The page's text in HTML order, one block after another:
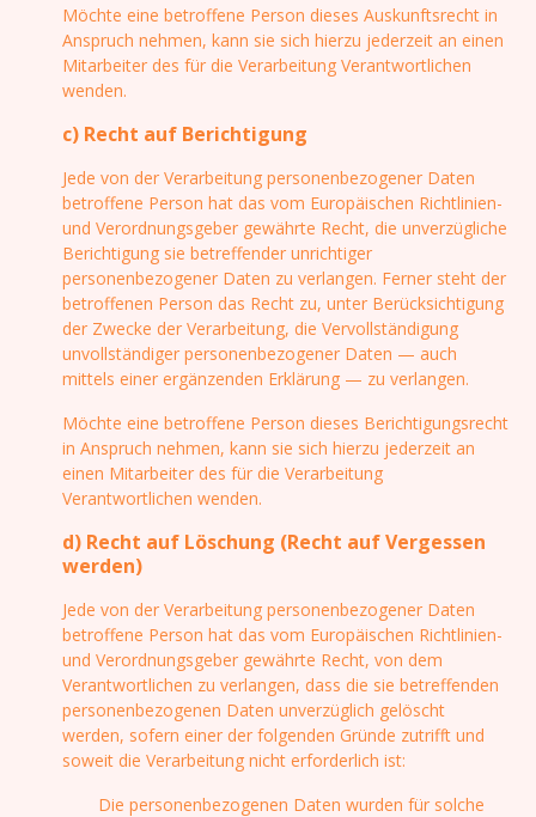
Möchte eine betroffene Person dieses Auskunftsrecht in
Anspruch nehmen, kann sie sich hierzu jederzeit an einen
Mitarbeiter des für die Verarbeitung Verantwortlichen
wenden.
c) Recht auf Berichtigung
Jede von der Verarbeitung personenbezogener Daten
betroffene Person hat das vom Europäischen Richtlinien-
und Verordnungsgeber gewährte Recht, die unverzügliche
Berichtigung sie betreffender unrichtiger
personenbezogener Daten zu verlangen. Ferner steht der
betroffenen Person das Recht zu, unter Berücksichtigung
der Zwecke der Verarbeitung, die Vervollständigung
unvollständiger personenbezogener Daten — auch
mittels einer ergänzenden Erklärung — zu verlangen.
Möchte eine betroffene Person dieses Berichtigungsrecht
in Anspruch nehmen, kann sie sich hierzu jederzeit an
einen Mitarbeiter des für die Verarbeitung
Verantwortlichen wenden.
d) Recht auf Löschung (Recht auf Vergessen
werden)
Jede von der Verarbeitung personenbezogener Daten
betroffene Person hat das vom Europäischen Richtlinien-
und Verordnungsgeber gewährte Recht, von dem
Verantwortlichen zu verlangen, dass die sie betreffenden
personenbezogenen Daten unverzüglich gelöscht
werden, sofern einer der folgenden Gründe zutrifft und
soweit die Verarbeitung nicht erforderlich ist:
Die personenbezogenen Daten wurden für solche